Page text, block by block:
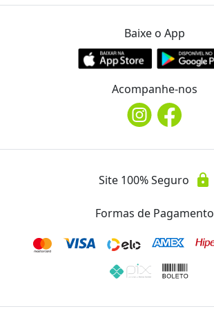
Av. Higienópolis 436
Essa oferta ainda não possui avaliações.
Baixe o App
Acompanhe-nos
Site 100% Seguro lock
Formas de Pagamento